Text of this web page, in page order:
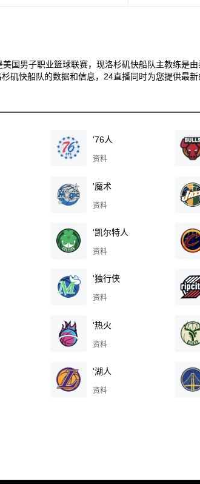
国男子职业篮球联赛，现洛杉矶快船队主教练是
矶快船队的数据和信息，24直播同时为您提供最新
'76人
资料
'魔术
资料
'凯尔特人
资料
'独行侠
资料
'热火
资料
'湖人
资料